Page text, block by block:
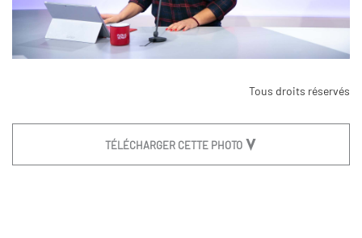
Tous droits réservés
TÉLÉCHARGER CETTE PHOTO